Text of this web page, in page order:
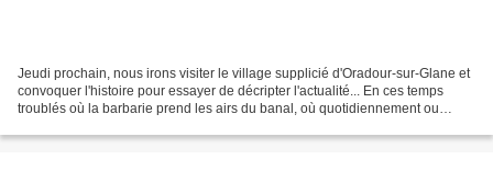
Jeudi prochain, nous irons visiter le village supplicié d'Oradour-sur-Glane et
convoquer l'histoire pour essayer de décripter l'actualité... En ces temps
troublés où la barbarie prend les airs du banal, où quotidiennement ou